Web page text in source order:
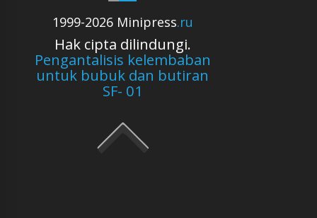
1999-2026 Minipress.ru
Hak cipta dilindungi.
Pengantalisis kelembaban
untuk bubuk dan butiran
SF- 01